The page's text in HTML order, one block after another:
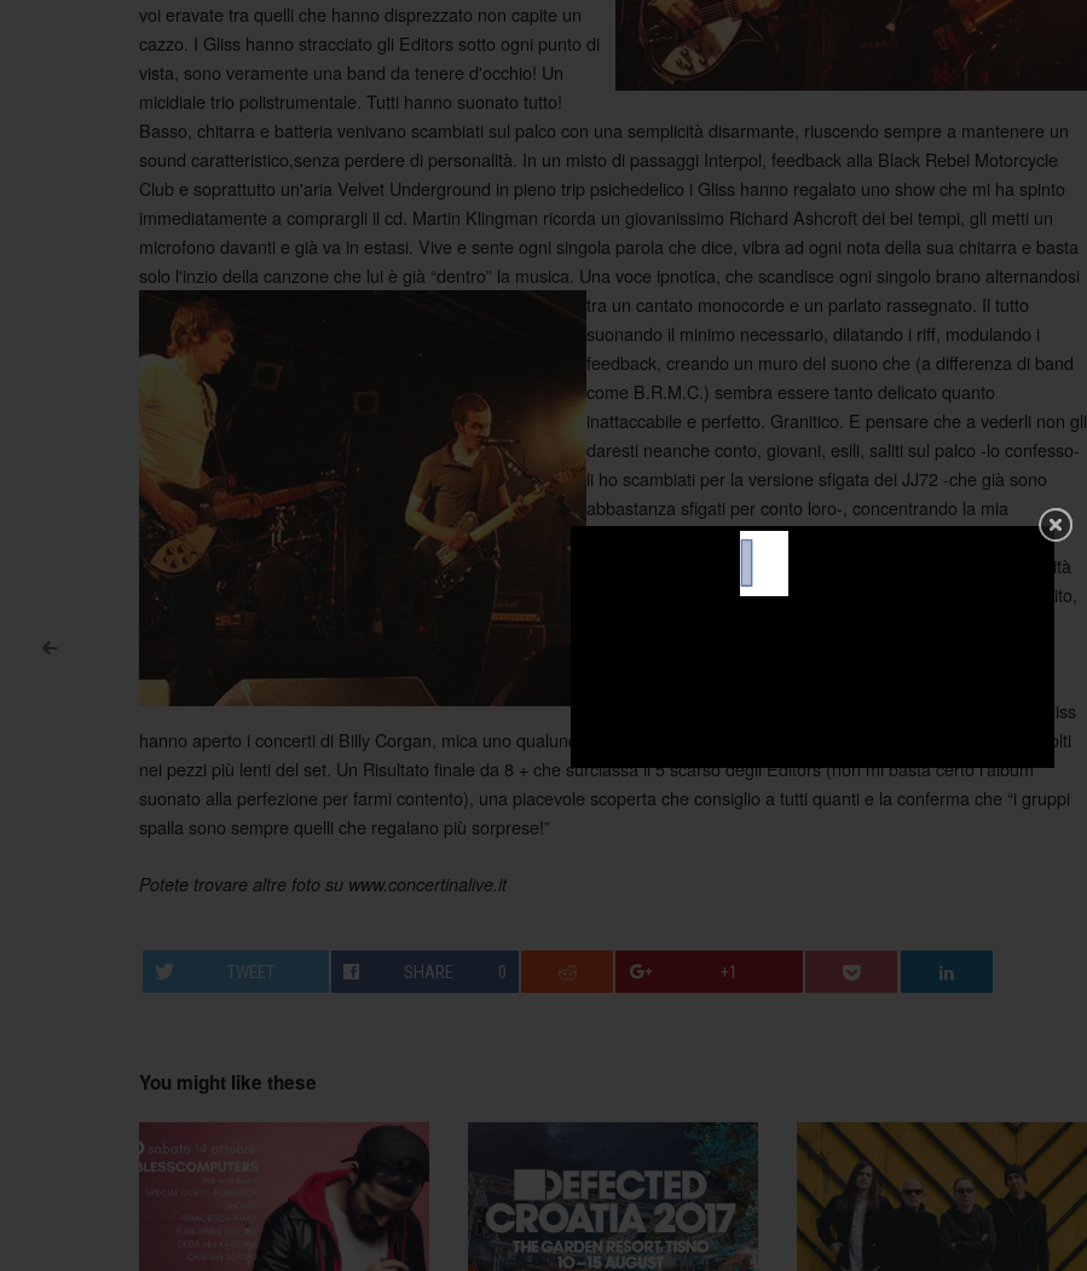
Post navigation
<
voi eravate tra quelli che hanno disprezzato non capite un
cazzo. I Gliss hanno stracciato gli Editors sotto ogni punto di
vista, sono veramente una band da tenere d'occhio! Un
micidiale trio polistrumentale. Tutti hanno suonato tutto!
Basso, chitarra e batteria venivano scambiati sul palco con una semplicità disarmante, riuscendo sempre a mantenere un
sound caratteristico,senza perdere di personalità. In un misto di passaggi Interpol, feedback alla Black Rebel Motorcycle
Club e soprattutto un'aria Velvet Underground in pieno trip psichedelico i Gliss hanno regalato uno show che mi ha spinto
immediatamente a comprargli il cd. Martin Klingman ricorda un giovanissimo Richard Ashcroft dei bei tempi, gli metti un
microfono davanti e già va in estasi. Vive e sente ogni singola parola che dice, vibra ad ogni nota della sua chitarra e basta
solo l'inzio della canzone che lui è già “dentro” la musica. Una voce ipnotica, che scandisce ogni singolo brano alternandosi
tra un cantato monocorde e un parlato rassegnato. Il tutto
suonando il minimo necessario, dilatando i riff, modulando i
feedback, creando un muro del suono che (a differenza di band
come B.R.M.C.) sembra essere tanto delicato quanto
inattaccabile e perfetto. Granitico. E pensare che a vederli non gli
daresti neanche conto, giovani, esili, saliti sul palco -lo confesso-
li ho scambiati per la versione sfigata dei JJ72 -che già sono
abbastanza sfigati per conto loro-, concentrando la mia
attenzione su Victoria (oh, pensando che le orecchie non
avrebbero gioito al loro suono almeno regalavo un po' di felicità
agli occhi no?) Ed è proprio la bionda Victoria ad avermi stupito,
cuore sul loro cd è molto Pumpkins e, se non lo sapevate i Gliss
hanno aperto i concerti di Billy Corgan, mica uno qualunque) che con sinuosi ondeggiamenti del corpo ha distratto in molti
nei pezzi più lenti del set. Un Risultato finale da 8 + che surclassa il 5 scarso degli Editors (non mi basta certo l'album
suonato alla perfezione per farmi contento), una piacevole scoperta che consiglio a tutti quanti e la conferma che “i gruppi
spalla sono sempre quelli che regalano più sorprese!”
Potete trovare altre foto su www.concertinalive.it
TWEET SHARE 0 +1
You might like these